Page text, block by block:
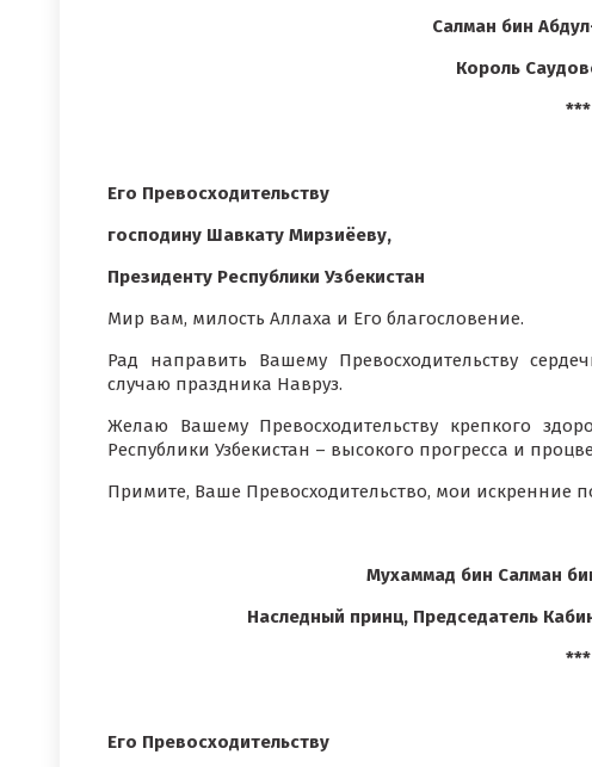
Салман бин
Король
***
Его Превосходительству
господину Шавкату Мирзиёеву,
Президенту Республики Узбекистан
Мир вам, милость Аллаха и Его благословение.
Рад направить Вашему Превосходительству
случаю праздника Навруз.
Желаю Вашему Превосходительству крепкого
Республики Узбекистан – высокого прогресса и
Примите, Ваше Превосходительство, мои
Мухаммад бин Салман
Наследный принц, Председатель
***
Его Превосходительству